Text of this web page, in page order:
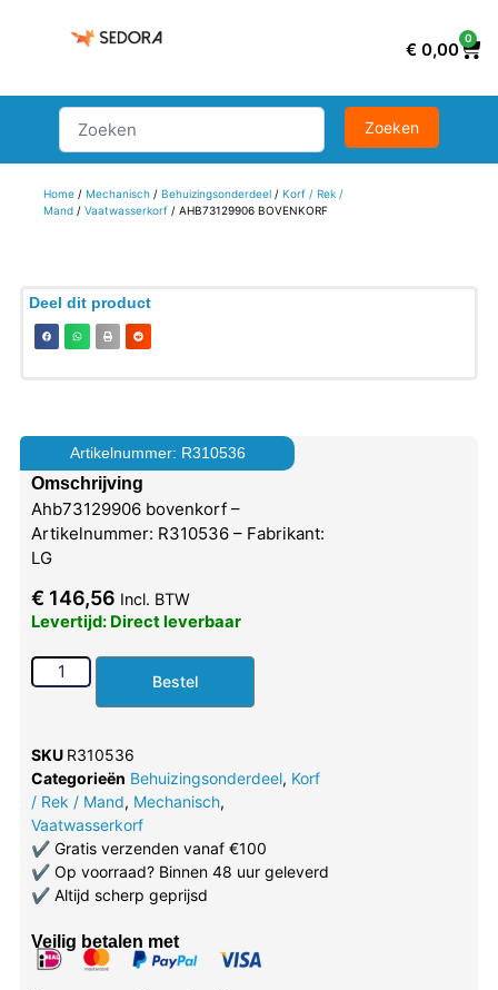
€ 0,00
0
Home/ Mechanisch/ Behuizingsonderdeel/ Korf / Rek /
Mand/ Vaatwasserkorf/ AHB73129906 BOVENKORF
Deel dit product
Artikelnummer: R310536
Omschrijving
Ahb73129906 bovenkorf –
Artikelnummer: R310536 – Fabrikant:
LG
€ 146,56 Incl. BTW
Levertijd: Direct leverbaar
Bestel
SKU R310536
Categorieën Behuizingsonderdeel, Korf
/ Rek / Mand, Mechanisch,
Vaatwasserkorf
✔Gratis verzenden vanaf €100
✔Op voorraad? Binnen 48 uur geleverd
✔Altijd scherp geprijsd
Veilig betalen met